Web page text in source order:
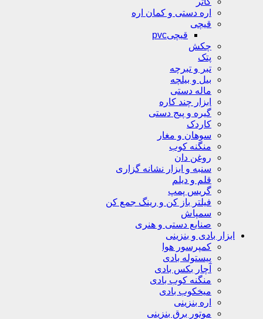
اره دستی و کمان اره
قیچی
قیچیpvc
چکش
پتک
تبر و تبرچه
بیل و بیلچه
ماله دستی
ابزار چند کاره
گیره و پیج دستی
کاردک
سوهان و مغار
منگنه کوب
روغن دان
سنبه و ابزار نشانه گزاری
قلم و دیلم
گریس پمپ
فیلتر باز کن و رینگ جمع کن
سمپاش
صنایع دستی و هنری
ابزار بادی و بنزینی
کمپرسور هوا
پیستوله بادی
آچار بکس بادی
منگنه کوب بادی
میخکوب بادی
اره بنزینی
موتور برق بنزینی